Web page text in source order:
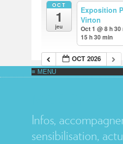
OCT
1
jeu
Exposition
Virton
Oct 1 @ 8 h
15 h 30 min
OCT 2026
Infos,
sensibilisation,